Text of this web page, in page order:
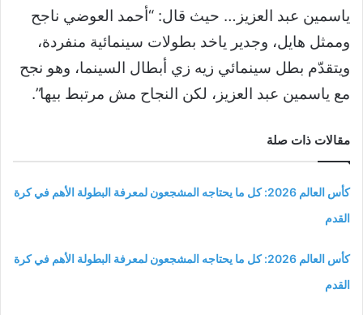
ياسمين عبد العزيز… حيث قال: “أحمد العوضي ناجح
وممثل هايل، وجدير ياخد بطولات سينمائية منفردة،
ويتقدّم بطل سينمائي زيه زي أبطال السينما، وهو نجح
مع ياسمين عبد العزيز، لكن النجاح مش مرتبط بيها”.
مقالات ذات صلة
كأس العالم 2026: كل ما يحتاجه المشجعون لمعرفة البطولة الأهم في كرة
القدم
كأس العالم 2026: كل ما يحتاجه المشجعون لمعرفة البطولة الأهم في كرة
القدم